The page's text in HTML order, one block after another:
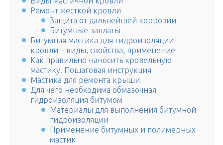
Ремонт жесткой кровли
Защита от дальнейшей коррозии
Битумные заплаты
Битумная мастика для гидроизоляции
кровли – виды, свойства, применение
Как правильно наносить кровельную
мастику. Пошаговая инструкция
Мастика для ремонта крыши
Для чего необходима обмазочная
гидроизоляция битумом
Материалы для выполнения битумной
гидроизоляции
Применение битумных и полимерных
мастик